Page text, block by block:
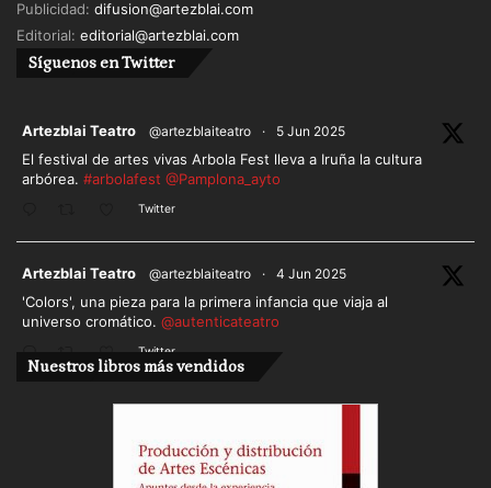
Publicidad: difusion@artezblai.com
Editorial: editorial@artezblai.com
Síguenos en Twitter
Artezblai Teatro @artezblaiteatro · 5 Jun 2025
El festival de artes vivas Arbola Fest lleva a Iruña la cultura
arbórea. #arbolafest @Pamplona_ayto
Twitter
Artezblai Teatro @artezblaiteatro · 4 Jun 2025
'Colors', una pieza para la primera infancia que viaja al
universo cromático. @autenticateatro
Twitter
Cargar más
Nuestros libros más vendidos